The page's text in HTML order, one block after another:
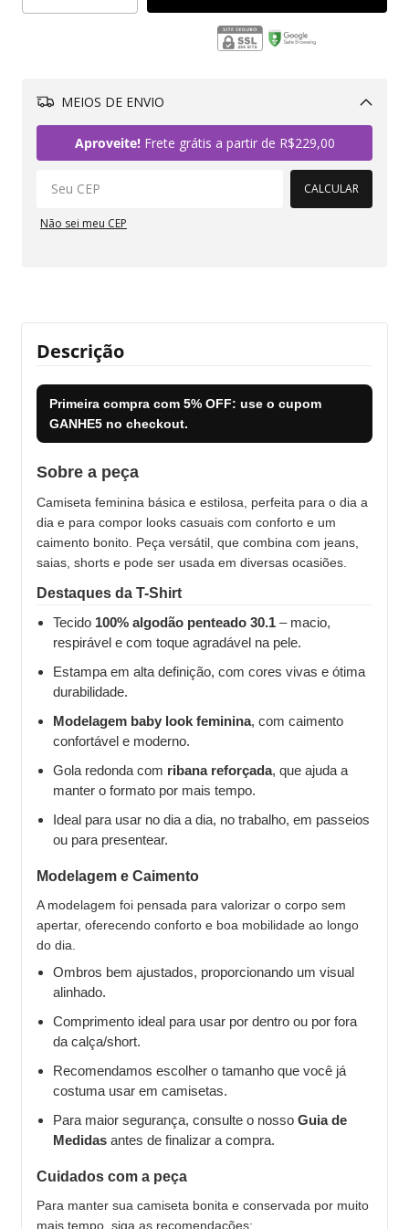
MEIOS DE ENVIO
Aproveite!Frete grátis a partir de R$229,00
CALCULAR
Não sei meu CEP
Descrição
Primeira compra com 5% OFF: use o cupom
GANHE5 no checkout.
Sobre a peça
Camiseta feminina básica e estilosa, perfeita para o dia a
dia e para compor looks casuais com conforto e um
caimento bonito. Peça versátil, que combina com jeans,
saias, shorts e pode ser usada em diversas ocasiões.
Destaques da T-Shirt
Tecido 100% algodão penteado 30.1 – macio,
respirável e com toque agradável na pele.
Estampa em alta definição, com cores vivas e ótima
durabilidade.
Modelagem baby look feminina, com caimento
confortável e moderno.
Gola redonda com ribana reforçada, que ajuda a
manter o formato por mais tempo.
Ideal para usar no dia a dia, no trabalho, em passeios
ou para presentear.
Modelagem e Caimento
A modelagem foi pensada para valorizar o corpo sem
apertar, oferecendo conforto e boa mobilidade ao longo
do dia.
Ombros bem ajustados, proporcionando um visual
alinhado.
Comprimento ideal para usar por dentro ou por fora
da calça/short.
Recomendamos escolher o tamanho que você já
costuma usar em camisetas.
Para maior segurança, consulte o nosso Guia de
Medidas antes de finalizar a compra.
Cuidados com a peça
Para manter sua camiseta bonita e conservada por muito
mais tempo, siga as recomendações: